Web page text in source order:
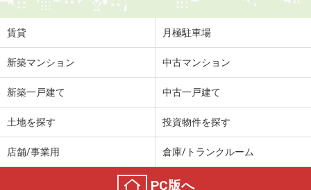
賃貸 月極駐車場
新築マンション 中古マンション
新築一戸建て 中古一戸建て
土地を探す 投資物件を探す
店舗/事業用 倉庫/トランクルーム
PC版へ